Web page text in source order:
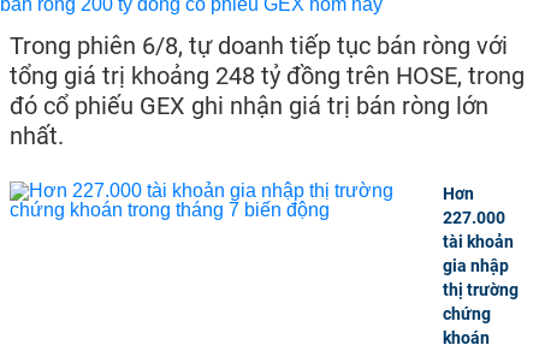
Trong phiên 6/8, tự doanh tiếp tục bán ròng với
tổng giá trị khoảng 248 tỷ đồng trên HOSE, trong
đó cổ phiếu GEX ghi nhận giá trị bán ròng lớn
nhất.
Hơn
227.000
tài khoản
gia nhập
thị trường
chứng
khoán